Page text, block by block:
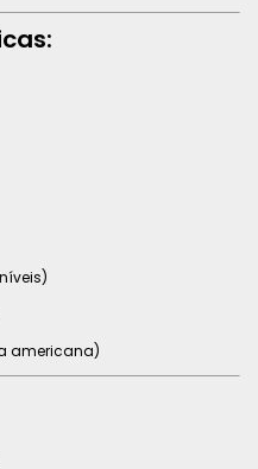
americana)